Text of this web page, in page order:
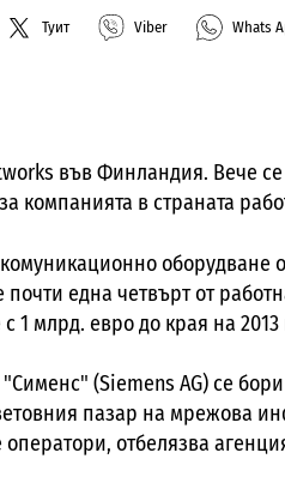
Туит Viber Whats
във Финландия. Вече се
компанията в страната
оборудване
една четвърт от
1 млрд. евро до края на 2013
(Siemens AG) се
пазар на мрежова
отбелязва